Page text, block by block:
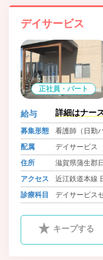
デイサービス
正社員・パート
給与 詳細はナー
募集形態
看護師（日勤
配属
デイサービス
住所
滋賀県蒲生郡
アクセス
近江鉄道本線
診療科目
デイサービス
キープする